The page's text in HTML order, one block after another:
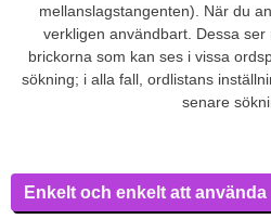
mellanslagstangenten). När du
verkligen användbart. Dessa
brickorna som kan ses i vissa
sökning; i alla fall, ordlistans
senare
Enkelt och enkelt att använda